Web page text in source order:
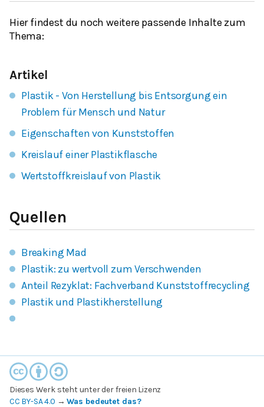
Hier findest du noch weitere passende Inhalte zum
Thema:
Artikel
Plastik - Von Herstellung bis Entsorgung ein
Problem für Mensch und Natur
Eigenschaften von Kunststoffen
Kreislauf einer Plastikflasche
Wertstoffkreislauf von Plastik
Quellen
Breaking Mad
Plastik: zu wertvoll zum Verschwenden
Anteil Rezyklat: Fachverband Kunststoffrecycling
Plastik und Plastikherstellung
Dieses Werk steht unter der freien Lizenz
CC BY-SA 4.0 →Was bedeutet das?